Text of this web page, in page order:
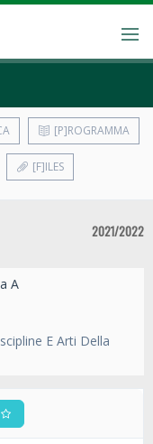
[P]ROGRAMMA
[F]ILES
2021/2022
A
E Arti Della